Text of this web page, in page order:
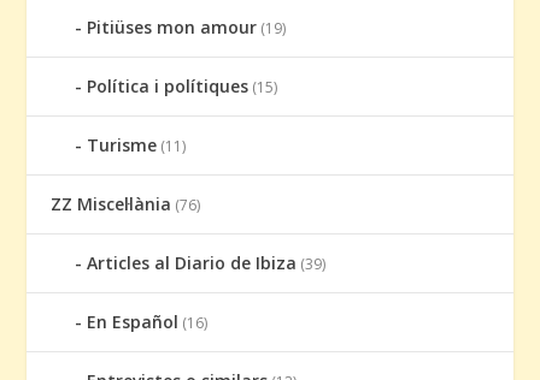
Pitiüses mon amour (19)
Política i polítiques (15)
Turisme (11)
ZZ Miscel·lània (76)
Articles al Diario de Ibiza (39)
En Español (16)